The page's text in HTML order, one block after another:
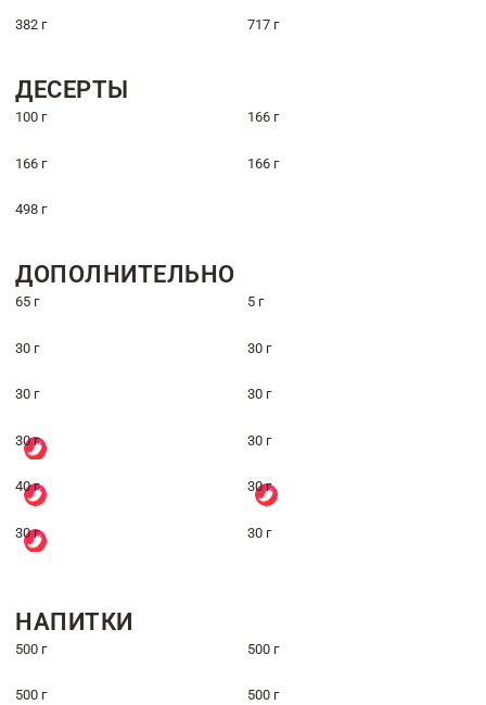
382 г 717 г
ДЕСЕРТЫ
100 г 166 г
166 г 166 г
498 г
ДОПОЛНИТЕЛЬНО
65 г 5 г
30 г 30 г
30 г 30 г
30 г 30 г
40 г 30 г
30 г 30 г
НАПИТКИ
500 г 500 г
500 г 500 г